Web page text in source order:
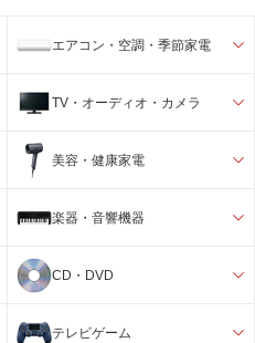
エアコン・空調・季節家電
TV・オーディオ・カメラ
美容・健康家電
楽器・音響機器
CD・DVD
テレビゲーム